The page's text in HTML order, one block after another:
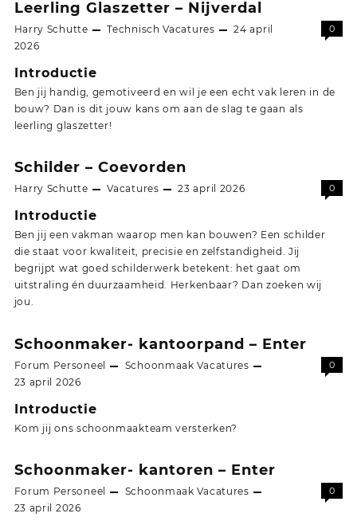
Leerling Glaszetter – Nijverdal
Harry Schutte Technisch Vacatures
24 april
2026
0
Introductie
Ben jij handig, gemotiveerd en wil je een echt vak leren in de
bouw? Dan is dit jouw kans om aan de slag te gaan als
leerling glaszetter!
Schilder – Coevorden
Harry Schutte Vacatures 23 april 2026 0
Introductie
Ben jij een vakman waarop men kan bouwen? Een schilder
die staat voor kwaliteit, precisie en zelfstandigheid. Jij
begrijpt wat goed schilderwerk betekent: het gaat om
uitstraling én duurzaamheid. Herkenbaar? Dan zoeken wij
jou.
Schoonmaker- kantoorpand – Enter
Forum Personeel Schoonmaak Vacatures
23 april 2026
0
Introductie
Kom jij ons schoonmaakteam versterken?
Schoonmaker- kantoren – Enter
Forum Personeel Schoonmaak Vacatures
23 april 2026
0